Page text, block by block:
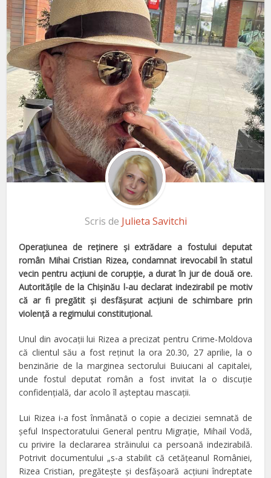
Scris de Julieta Savitchi
Operaţiunea de reţinere şi extrădare a fostului deputat
român Mihai Cristian Rizea, condamnat irevocabil în statul
vecin pentru acţiuni de corupţie, a durat în jur de două ore.
Autorităţile de la Chişinău l-au declarat indezirabil pe motiv
că ar fi pregătit şi desfăşurat acţiuni de schimbare prin
violenţă a regimului constituţional.
Unul din avocaţii lui Rizea a precizat pentru Crime-Moldova
că clientul său a fost reţinut la ora 20.30, 27 aprilie, la o
benzinărie de la marginea sectorului Buiucani al capitalei,
unde fostul deputat român a fost invitat la o discuţie
confidenţială, dar acolo îl aşteptau mascaţii.
Lui Rizea i-a fost înmânată o copie a deciziei semnată de
şeful Inspectoratului General pentru Migraţie, Mihail Vodă,
cu privire la declararea străinului ca persoană indezirabilă.
Potrivit documentului „s-a stabilit că cetăţeanul României,
Rizea Cristian, pregăteşte şi desfăşoară acţiuni îndreptate